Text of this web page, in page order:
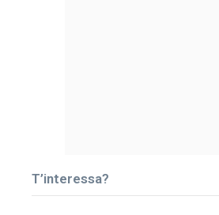
T’interessa?